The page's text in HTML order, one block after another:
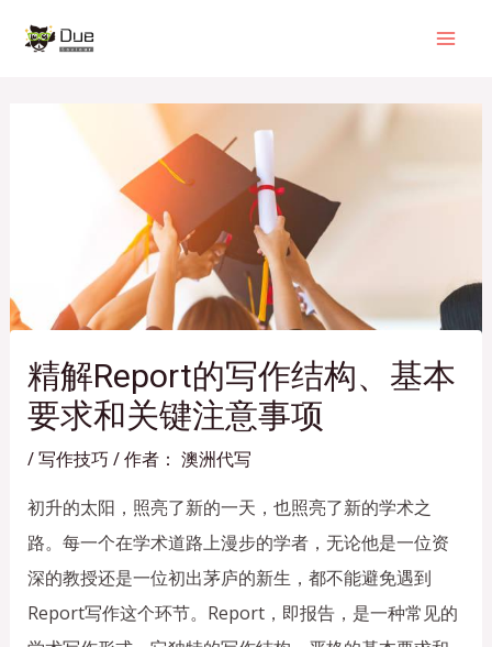
精解Report的写作结构、基本
要求和关键注意事项
/写作技巧 / 作者： 澳洲代写
初升的太阳，照亮了新的一天，也照亮了新的学术之
路。每一个在学术道路上漫步的学者，无论他是一位资
深的教授还是一位初出茅庐的新生，都不能避免遇到
Report写作这个环节。Report，即报告，是一种常见的
navigation